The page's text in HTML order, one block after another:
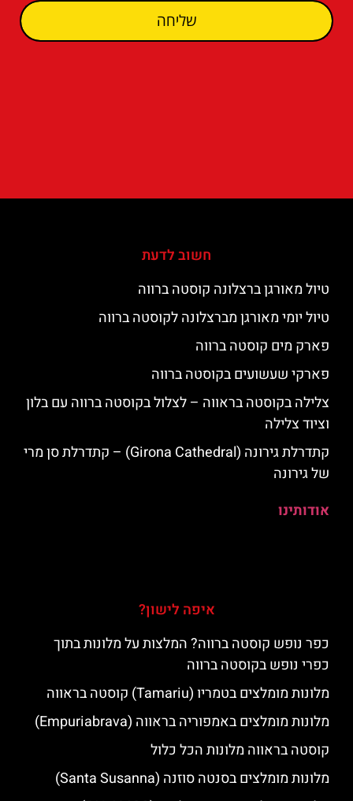
שליחה
חשוב לדעת
טיול מאורגן ברצלונה קוסטה ברווה
טיול יומי מאורגן מברצלונה לקוסטה ברווה
פארק מים קוסטה ברווה
פארקי שעשועים בקוסטה ברווה
צלילה בקוסטה בראווה – לצלול בקוסטה ברווה עם בלון
וציוד צלילה
קתדרלת גירונה (Girona Cathedral) – קתדרלת סן מרי
של גירונה
אודותינו
איפה לישון?
כפר נופש קוסטה ברווה? המלצות על מלונות בתוך
כפרי נופש בקוסטה ברווה
מלונות מומלצים בטמריו (Tamariu) קוסטה בראווה
מלונות מומלצים באמפוריה בראווה (Empuriabrava)
קוסטה בראווה מלונות הכל כלול
מלונות מומלצים בסנטה סוזנה (Santa Susanna)